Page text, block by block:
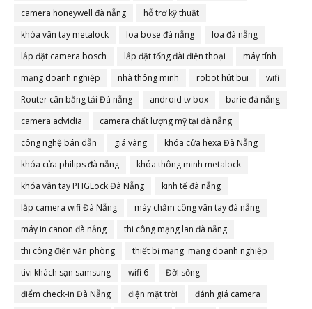
camera honeywell đà nẵng
hỗ trợ kỹ thuật
khóa vân tay metalock
loa bose đà nẵng
loa đà nẵng
lắp đặt camera bosch
lắp đặt tổng đài điện thoại
máy tính
mạng doanh nghiệp
nhà thông minh robot hút bụi
wifi
Router cân bằng tải Đà nẵng
android tv box
barie đà nẵng
camera advidia
camera chất lượng mỹ tại đà nẵng
công nghệ bán dẫn
giá vàng
khóa cửa hexa Đà Nẵng
khóa cửa philips đà nẵng
khóa thông minh metalock
khóa vân tay PHGLock Đà Nẵng
kinh tế đà nẵng
lắp camera wifi Đà Nẵng
máy chấm công vân tay đà nẵng
máy in canon đà nẵng
thi công mạng lan đà nẵng
thi công điện văn phòng
thiết bị mạng' mạng doanh nghiệp
tivi khách sạn samsung
wifi 6
Đời sống
điểm check-in Đà Nẵng
điện mặt trời
đánh giá camera